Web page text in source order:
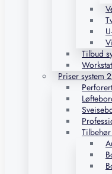
Tilbud
Priser system